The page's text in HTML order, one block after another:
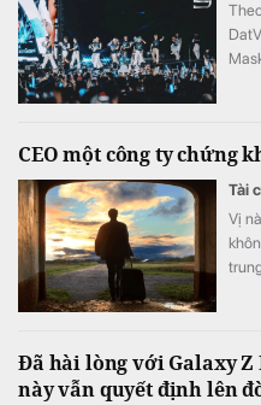
CEO một công ty chứng
Tài
Vị
Đã hài lòng với Galaxy Z
này vẫn quyết định lên